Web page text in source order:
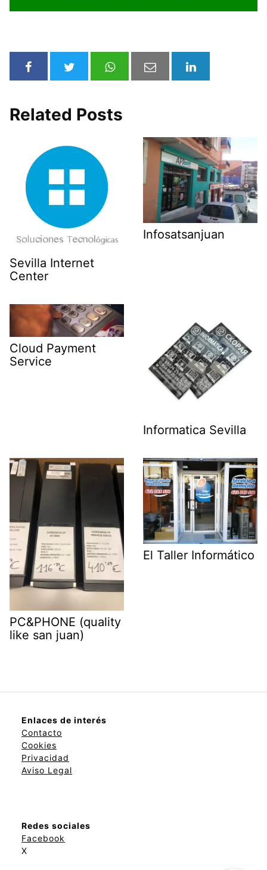
Related Posts
Sevilla Internet
Center
Infosatsanjuan
Cloud Payment
Service
Informatica Sevilla
PC&PHONE (quality
like san juan)
El Taller Informático
Enlaces de interés
Contacto
Cookies
Privacidad
Aviso Legal
Redes sociales
Facebook
X